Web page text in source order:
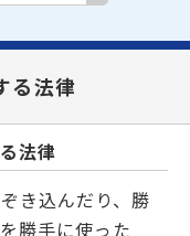
る法律
法律
き込んだり、勝
勝手に使った